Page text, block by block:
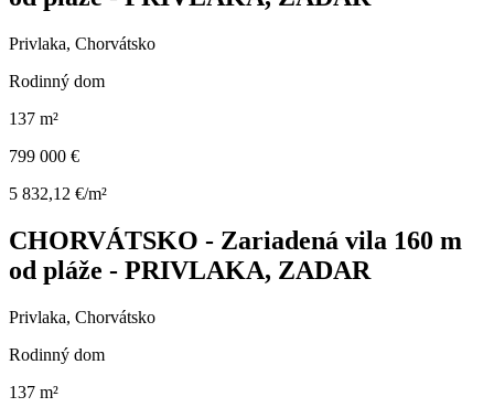
Privlaka, Chorvátsko
Rodinný dom
137 m²
799 000 €
5 832,12 €/m²
CHORVÁTSKO - Zariadená vila 160 m
od pláže - PRIVLAKA, ZADAR
Privlaka, Chorvátsko
Rodinný dom
137 m²